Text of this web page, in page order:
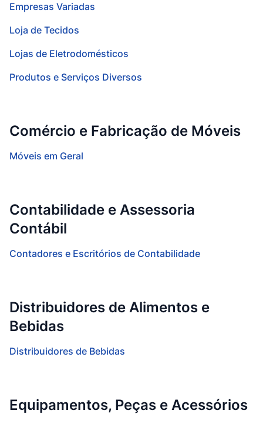
Empresas Variadas
Loja de Tecidos
Lojas de Eletrodomésticos
Produtos e Serviços Diversos
Comércio e Fabricação de Móveis
Móveis em Geral
Contabilidade e Assessoria
Contábil
Contadores e Escritórios de Contabilidade
Distribuidores de Alimentos e
Bebidas
Distribuidores de Bebidas
Equipamentos, Peças e Acessórios